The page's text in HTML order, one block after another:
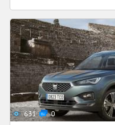
631 0